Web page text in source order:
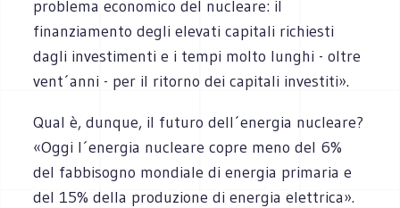
problema economico del nucleare: il
finanziamento degli elevati capitali richiesti
dagli investimenti e i tempi molto lunghi - oltre
vent´anni - per il ritorno dei capitali investiti».
Qual è, dunque, il futuro dell´energia nucleare?
«Oggi l´energia nucleare copre meno del 6%
del fabbisogno mondiale di energia primaria e
del 15% della produzione di energia elettrica».